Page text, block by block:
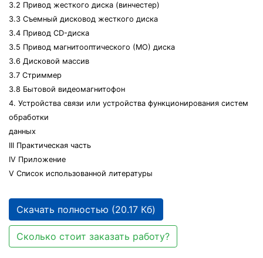
3.2 Привод жесткого диска (винчестер)
3.3 Съемный дисковод жесткого диска
3.4 Привод СD-диска
3.5 Привод магнитооптического (МО) диска
3.6 Дисковой массив
3.7 Стриммер
3.8 Бытовой видеомагнитофон
4. Устройства связи или устройства функционирования систем
обработки
данных
III Практическая часть
IV Приложение
V Список использованной литературы
Скачать полностью (20.17 Кб)
Сколько стоит заказать работу?